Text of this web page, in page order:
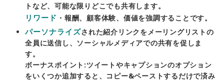
トなど、可能な限りどこでも共有します。
リワード ・報酬、顧客体験、価値を強調することです。
パーソナライズされた紹介リンクをメーリングリストの
全員に送信し、ソーシャルメディアでの共有を促しま
す。
ボーナスポイント:ツイートやキャプションのオプション
をいくつか追加すると、コピー&ペーストするだけで済み